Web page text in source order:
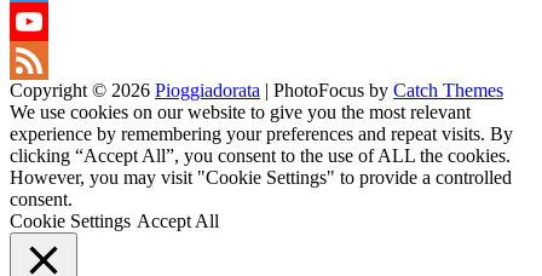
Twitter
YouTube
Channel
Feed
Copyright © 2026 Pioggiadorata | PhotoFocus by Catch Themes
We use cookies on our website to give you the most relevant
experience by remembering your preferences and repeat visits. By
clicking “Accept All”, you consent to the use of ALL the cookies.
However, you may visit "Cookie Settings" to provide a controlled
consent.
Cookie Settings Accept All